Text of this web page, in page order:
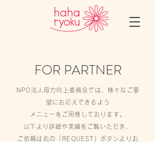
FOR PARTNER
NPO法人母力向上委員会では、様々なご要
望にお応えできるよう
メニューをご用意しております。
​以下より詳細や実績をご覧いただき、
ご依頼は右の「REQUEST」ボタンよりお